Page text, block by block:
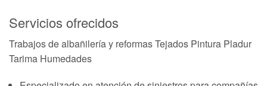
Servicios ofrecidos
Trabajos de albañilería y reformas Tejados Pintura Pladur
Tarima Humedades